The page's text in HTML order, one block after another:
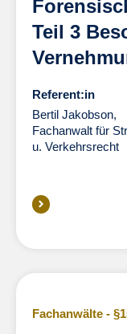
Teil 3
Referent:in
Bertil Jakobson,
Fachanwalt für
u. Verkehrsrecht
Fachanwälte -